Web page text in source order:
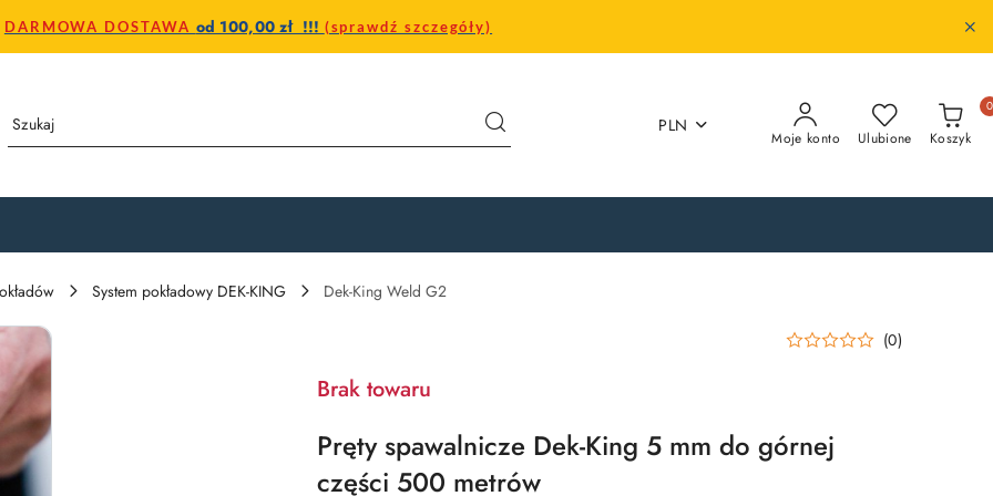
DARMOWA DOSTAWA od 100,00 zł !!! (sprawdź szczegóły)
PLN
Moje konto Ulubione Koszyk
0
System pokładowy DEK-KING Dek-King Weld G2
(0)
Brak towaru
Pręty spawalnicze Dek-King 5 mm do górnej
części 500 metrów